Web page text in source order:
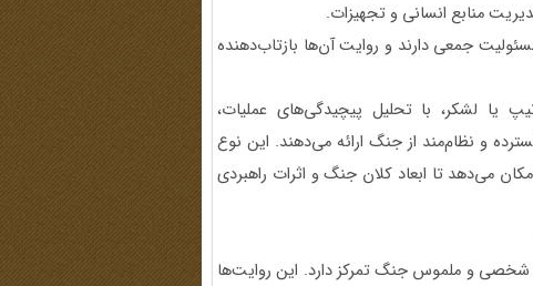
منابع انسانی و تجهیزات.
جمعی دارند و روایت آن‌ها بازتاب‌دهنده
یا لشکر، با تحلیل پیچیدگی‌های عملیات،
و نظام‌مند از جنگ ارائه می‌دهند. این نوع
می‌دهد تا ابعاد کلان جنگ و اثرات راهبردی
شخصی و ملموس جنگ تمرکز دارد. این روایت‌ها